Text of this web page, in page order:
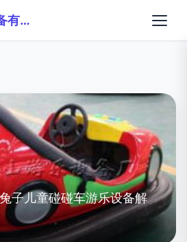
郑州莱恩斯游乐设备有限公司
子儿童碰碰车游乐设备解